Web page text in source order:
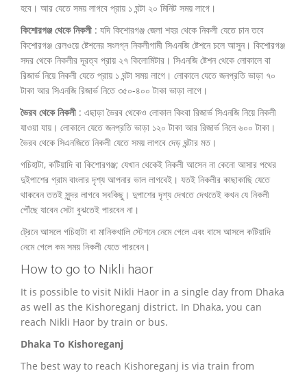
হবে। আর যেতে সময় লাগবে প্রায় ১ ঘন্টা ২০ মিনিট সময় লাগে।
কিশোরগঞ্জ থেকে নিকলী : যদি কিশোরগঞ্জ জেলা শহর থেকে নিকলী যেতে চান তবে
কিশোরগঞ্জ রেলওয়ে ষ্টেশনের সংলগ্ন নিকলীগামী সিএনজি ষ্টেশনে চলে আসুন। কিশোরগঞ্জ
সদর থেকে নিকলীর দূরত্ব প্রায় ২৭ কিলোমিটার। সিএনজি ষ্টেশন থেকে লোকালে বা
রিজার্ভ নিয়ে নিকলী যেতে প্রায় ১ ঘন্টা সময় লাগে। লোকালে যেতে জনপ্রতি ভাড়া ৭০
টাকা আর সিএনজি রিজার্ভ নিতে ৩৫০-৪০০ টাকা ভাড়া লাগে।
ভৈরব থেকে নিকলী : এছাড়া ভৈরব থেকেও লোকাল কিংবা রিজার্ভ সিএনজি নিয়ে নিকলী
যাওয়া যায়। লোকালে যেতে জনপ্রতি ভাড়া ১২০ টাকা আর রিজার্ভ নিলে ৬০০ টাকা।
ভৈরব থেকে সিএনজিতে নিকলী যেতে সময় লাগবে দেড় ঘন্টার মত।
গচিহাটা, কটিয়াদি বা কিশোরগঞ্জ; যেখান থেকেই নিকলী আসেন না কেনো আসার পথের
দুইপাশের গ্রাম বাংলার দৃশ্য আপনার ভাল লাগবেই। যতই নিকলীর কাছাকাছি যেতে
থাকবেন ততই সুন্দর লাগবে সবকিছু। দুপাশের দৃশ্য দেখতে দেখতেই কখন যে নিকলী
পৌঁছে যাবেন সেটা বুঝতেই পারবেন না।
ট্রেনে আসলে গচিহাটা বা মানিকখালি স্টেশনে নেমে গেলে এবং বাসে আসলে কটিয়াদি
নেমে গেলে কম সময় নিকলী যেতে পারবেন।
How to go to Nikli haor
It is possible to visit Nikli Haor in a single day from Dhaka
as well as the Kishoreganj district. In Dhaka, you can
reach Nikli Haor by train or bus.
Dhaka To Kishoreganj
The best way to reach Kishoreganj is via train from